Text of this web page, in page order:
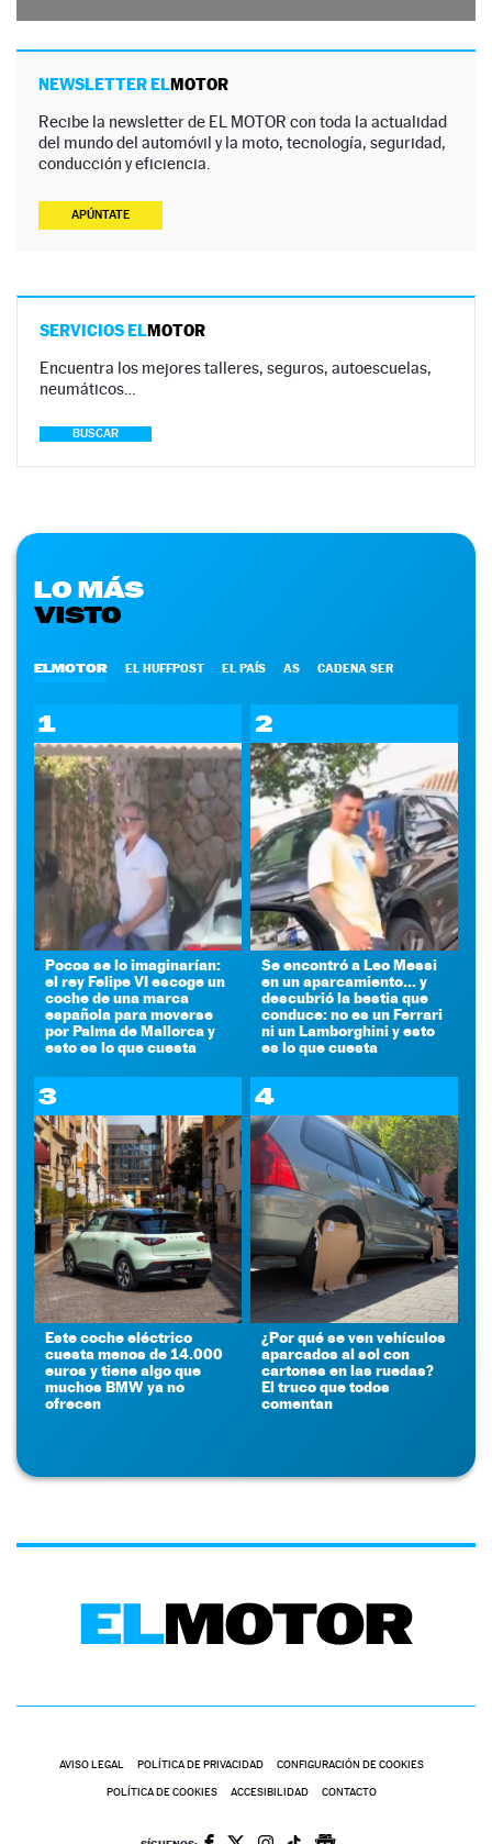
NEWSLETTER ELMOTOR
Recibe la newsletter de EL MOTOR con toda la actualidad
del mundo del automóvil y la moto, tecnología, seguridad,
conducción y eficiencia.
APÚNTATE
SERVICIOS ELMOTOR
Encuentra los mejores talleres, seguros, autoescuelas,
neumáticos…
BUSCAR
LO MÁS
VISTO
ELMOTOR EL HUFFPOST EL PAÍS AS CADENA SER
1
Pocos se lo imaginarían:
el rey Felipe VI escoge un
coche de una marca
española para moverse
por Palma de Mallorca y
esto es lo que cuesta
2
Se encontró a Leo Messi
en un aparcamiento... y
descubrió la bestia que
conduce: no es un Ferrari
ni un Lamborghini y esto
es lo que cuesta
3
Este coche eléctrico
cuesta menos de 14.000
euros y tiene algo que
muchos BMW ya no
ofrecen
4
¿Por qué se ven vehículos
aparcados al sol con
cartones en las ruedas?
El truco que todos
comentan
AVISO LEGAL POLÍTICA DE PRIVACIDAD CONFIGURACIÓN DE COOKIES
POLÍTICA DE COOKIES ACCESIBILIDAD CONTACTO